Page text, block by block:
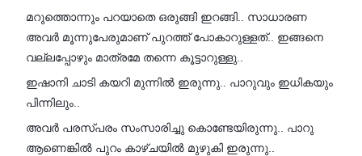
മറുത്തൊന്നും പറയാതെ ഒരുങ്ങി ഇറങ്ങി.. സാധാരണ
അവർ മൂന്നുപേരുമാണ് പുറത്ത് പോകാറുള്ളത്.. ഇങ്ങനെ
വല്ലപ്പോഴും മാത്രമേ തന്നെ കൂട്ടാറുള്ളു..
ഇഷാനി ചാടി കയറി മുന്നിൽ ഇരുന്നു.. പാറുവും ഇധികയും
പിന്നിലും..
അവർ പരസ്പരം സംസാരിച്ചു കൊണ്ടേയിരുന്നു.. പാറു
ആണെങ്കിൽ പുറം കാഴ്ചയിൽ മുഴുകി ഇരുന്നു..